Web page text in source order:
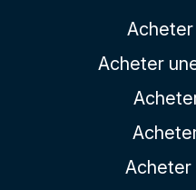
Acheter
Acheter